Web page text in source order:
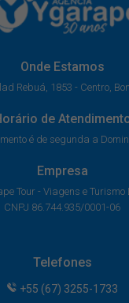
Onde Estamos
Rebuá, 1853 - Centro,
de
é de segunda a
Empresa
Tour - Viagens e Turismo
CNPJ 86.744.935/0001-06
Telefones
+55 (67) 3255-1733